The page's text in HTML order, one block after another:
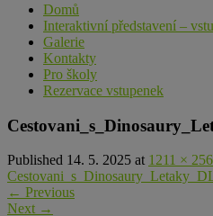
Domů
Interaktivní představení –
Galerie
Kontakty
Pro školy
Rezervace vstupenek
Published 14. 5. 2025 at 1211 ×
← Previous
Next →